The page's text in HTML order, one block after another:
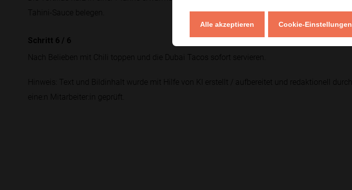
Tahini-Sauce belegen.
Schritt 6 / 6
Nach Belieben mit Chili toppen und die Dubai Tacos sofort servieren.
Hinweis: Text und Bildinhalt wurde mit Hilfe von KI erstellt / aufbereitet und redaktionell durch
eine:n Mitarbeiter:in geprüft.
Alle akzeptieren Cookie-Einstellungen